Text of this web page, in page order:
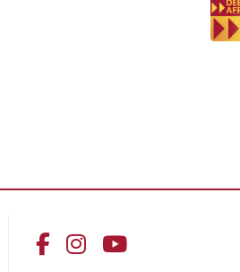
Aceder ao
Aceder ao
Aceder ao